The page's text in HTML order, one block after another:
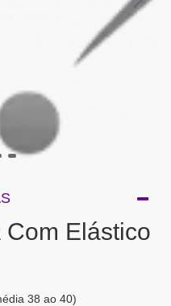
Elástico
38 ao 40)